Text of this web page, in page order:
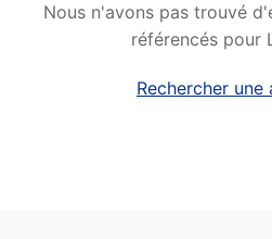
Nous n'avons pas trouvé
référencés pour
Rechercher une